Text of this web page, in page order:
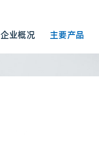
企业概况 主要产品